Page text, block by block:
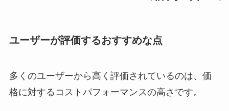
ユーザーが評価するおすすめな点
多くのユーザーから高く評価されているのは、価
格に対するコストパフォーマンスの高さです。